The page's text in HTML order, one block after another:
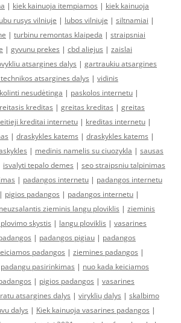
| kiek kainuoja itempiamos | kiek kainuoja
rusys vilniuje | lubos vilniuje | siltnamiai |
| turbinu remontas klaipeda | straipsniai
| gyvunu prekes | cbd aliejus | zaislai
atsargines dalys | gartraukiu atsargines
atsargines dalys | vidinis
nesudėtinga | paskolos internetu |
kreditas | greitas kreditas | greitas
kreditai internetu | kreditas internetu |
| draskykles katems | draskykles katems |
| medinis namelis su ciuozykla | sausas
isvalyti tepalo demes | seo straipsniu talpinimas
| padangos internetu | padangos internetu
| pigios padangos | padangos internetu |
neuzsalantis zieminis langu ploviklis | zieminis
skystis | langu ploviklis | vasarines
| padangos pigiau | padangos
padangos | ziemines padangos |
padangu pasirinkimas | nuo kada keiciamos
| pigios padangos | vasarines
atsargines dalys | viryklių dalys | skalbimo
dalys | Kiek kainuoja vasarines padangos |